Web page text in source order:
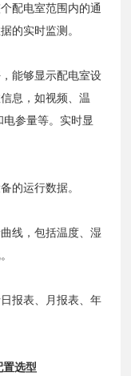
配电室范围内的通
的实时监测。
能够显示配电室设
息，如视频、温
参量等。实时显
的运行数据。
线，包括温度、湿
报表、月报表、年
选型